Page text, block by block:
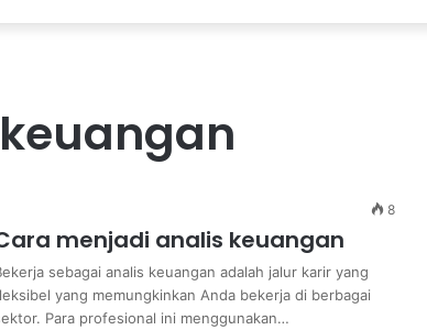
8
menjadi analis keuangan
sebagai analis keuangan adalah jalur karir yang
yang memungkinkan Anda bekerja di berbagai
Para profesional ini menggunakan…